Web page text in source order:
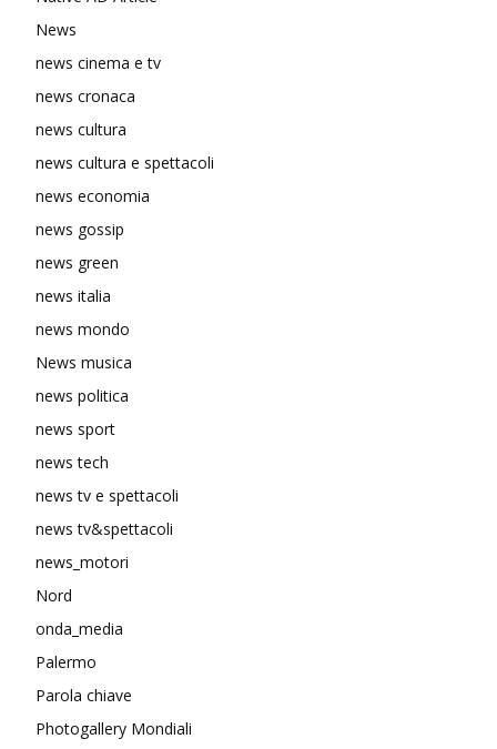
News
news cinema e tv
news cronaca
news cultura
news cultura e spettacoli
news economia
news gossip
news green
news italia
news mondo
News musica
news politica
news sport
news tech
news tv e spettacoli
news tv&spettacoli
news_motori
Nord
onda_media
Palermo
Parola chiave
Photogallery Mondiali